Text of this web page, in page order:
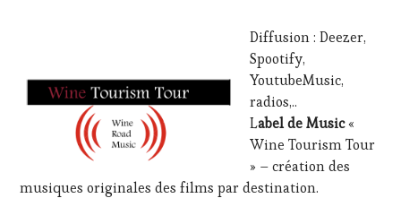
Diffusion : Deezer,
Spootify,
YoutubeMusic,
radios,..
Label de Music«
Wine Tourism Tour
» – création des
musiques originales des films par destination.